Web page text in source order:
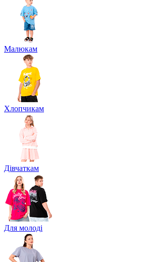
Малюкам
Хлопчикам
Дівчаткам
Для молоді